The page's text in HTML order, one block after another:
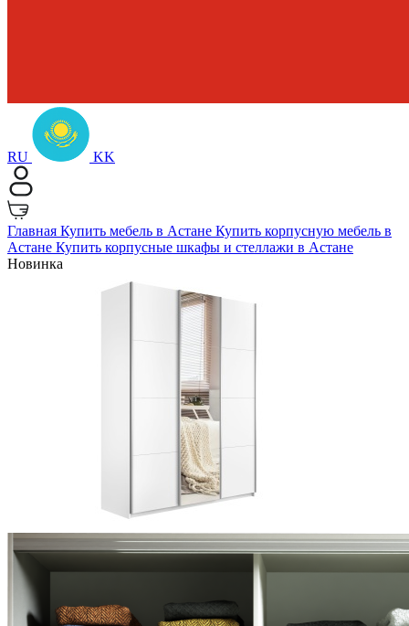
RU KK
Главная Купить мебель в Астане Купить корпусную мебель в
Астане Купить корпусные шкафы и стеллажи в Астане
Новинка